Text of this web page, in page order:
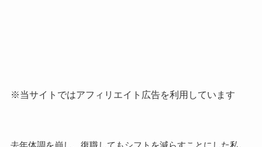
※当サイトではアフィリエイト広告を利用しています